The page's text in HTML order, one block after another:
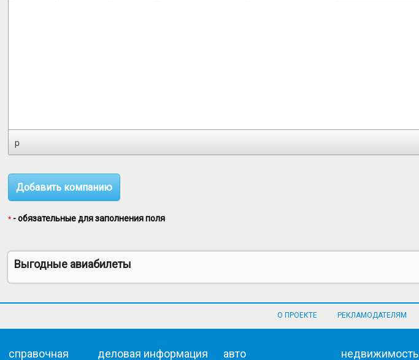
p
* - обязательные для заполнения поля
Выгодные авиабилеты
О ПРОЕКТЕ РЕКЛАМОДАТЕЛЯМ
справочная деловая информация авто недвижимость